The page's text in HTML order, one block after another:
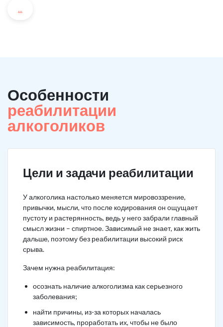
...
Особенности
реабилитации
алкоголиков
Цели и задачи реабилитации
У алкоголика настолько меняется мировоззрение,
привычки, мысли, что после кодирования он ощущает
пустоту и растерянность, ведь у него забрали главный
смысл жизни – спиртное. Зависимый не знает, как жить
дальше, поэтому без реабилитации высокий риск
срыва.
Зачем нужна реабилитация:
осознать наличие алкоголизма как серьезного
заболевания;
найти причины, из-за которых началась
зависимость, проработать их, чтобы не было